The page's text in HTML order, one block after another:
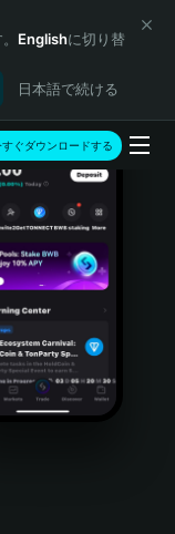
Englishに切り替
日本語で続ける
すぐダウンロードする